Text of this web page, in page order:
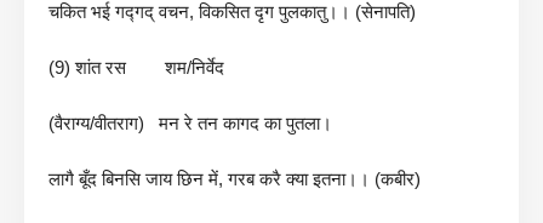
चकित भई गद्गद् वचन, विकसित दृग पुलकातु।। (सेनापति)
(9) शांत रस शम/निर्वेद
(वैराग्य/वीतराग) मन रे तन कागद का पुतला।
लागै बूँद बिनसि जाय छिन में, गरब करै क्या इतना।। (कबीर)